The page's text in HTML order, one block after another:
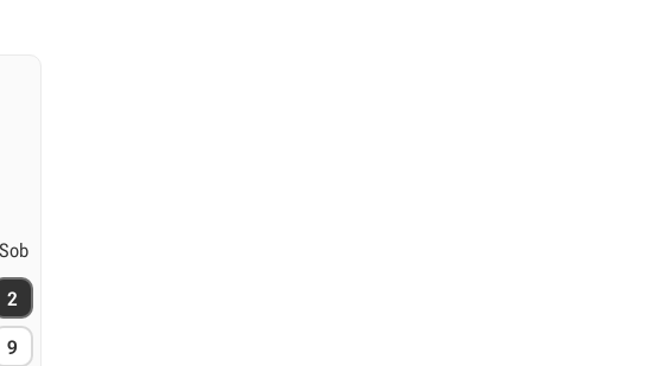
Sob
2
9